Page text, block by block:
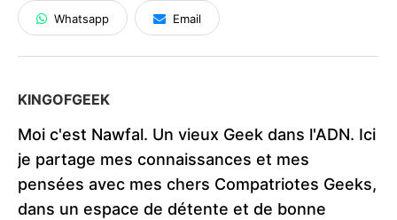
Whatsapp Email
KINGOFGEEK
Moi c'est Nawfal. Un vieux Geek dans l'ADN. Ici
je partage mes connaissances et mes
pensées avec mes chers Compatriotes Geeks,
dans un espace de détente et de bonne